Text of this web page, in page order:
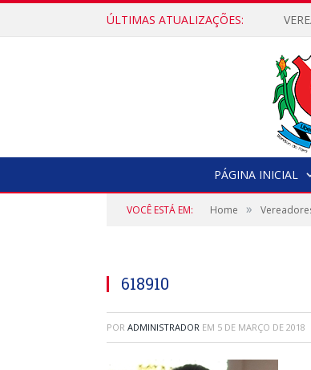
ÚLTIMAS ATUALIZAÇÕES:
PÁGINA INICIAL
VOCÊ ESTÁ EM: Home »
618910
POR ADMINISTRADOR EM 5 DE MARÇO DE 2018